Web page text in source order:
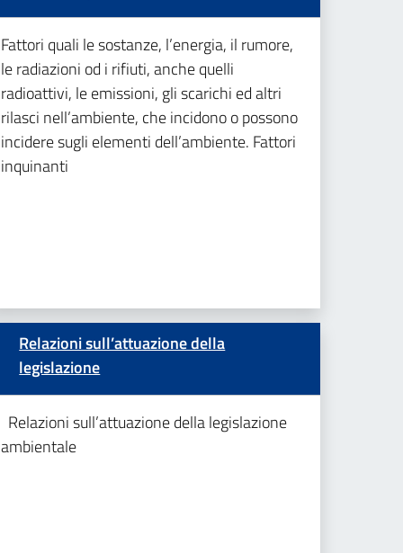
Fattori quali le sostanze, l’energia, il rumore,
le radiazioni od i rifiuti, anche quelli
radioattivi, le emissioni, gli scarichi ed altri
rilasci nell’ambiente, che incidono o possono
incidere sugli elementi dell’ambiente. Fattori
inquinanti
Relazioni sull’attuazione della
legislazione
Relazioni sull’attuazione della legislazione
ambientale